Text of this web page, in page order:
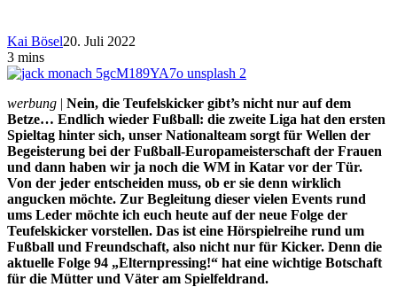
Kai Bösel20. Juli 2022
3 mins
werbung | Nein, die Teufelskicker gibt’s nicht nur auf dem
Betze… Endlich wieder Fußball: die zweite Liga hat den ersten
Spieltag hinter sich, unser Nationalteam sorgt für Wellen der
Begeisterung bei der Fußball-Europameisterschaft der Frauen
und dann haben wir ja noch die WM in Katar vor der Tür.
Von der jeder entscheiden muss, ob er sie denn wirklich
angucken möchte. Zur Begleitung dieser vielen Events rund
ums Leder möchte ich euch heute auf der neue Folge der
Teufelskicker vorstellen. Das ist eine Hörspielreihe rund um
Fußball und Freundschaft, also nicht nur für Kicker. Denn die
aktuelle Folge 94 „Elternpressing!“ hat eine wichtige Botschaft
für die Mütter und Väter am Spielfeldrand.